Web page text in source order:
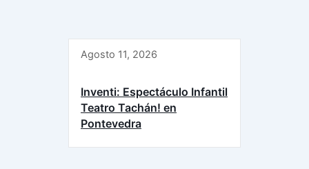
Agosto 11, 2026
Inventi: Espectáculo Infantil
Teatro Tachán! en
Pontevedra